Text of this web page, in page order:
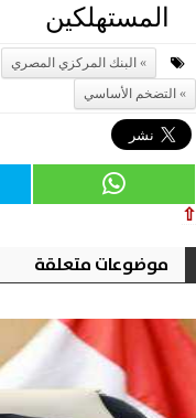
المستهلكين
البنك المركزي المصري
التضخم الأساسي
⇧
موضوعات متعلقة